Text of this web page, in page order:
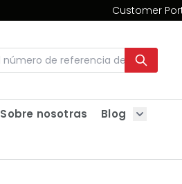
Customer
Sobre nosotras
Blog